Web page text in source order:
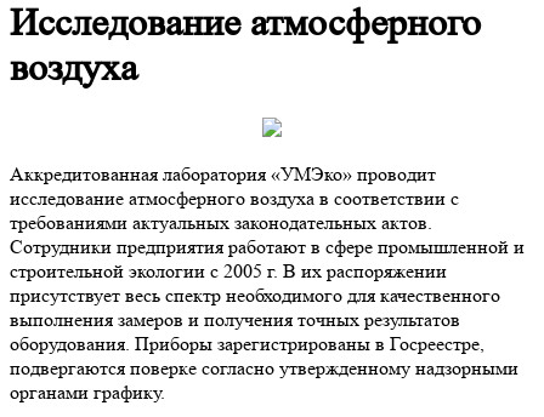
Исследование атмосферного
воздуха
Аккредитованная лаборатория «УМЭко» проводит
исследование атмосферного воздуха в соответствии с
требованиями актуальных законодательных актов.
Сотрудники предприятия работают в сфере промышленной и
строительной экологии с 2005 г. В их распоряжении
присутствует весь спектр необходимого для качественного
выполнения замеров и получения точных результатов
оборудования. Приборы зарегистрированы в Госреестре,
подвергаются поверке согласно утвержденному надзорными
органами графику.